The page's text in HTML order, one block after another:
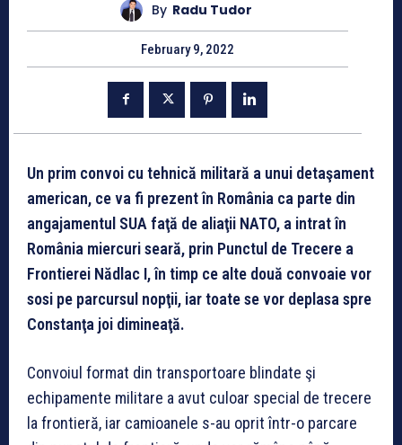
By Radu Tudor
February 9, 2022
Un prim convoi cu tehnică militară a unui detaşament
american, ce va fi prezent în România ca parte din
angajamentul SUA faţă de aliaţii NATO, a intrat în
România miercuri seară, prin Punctul de Trecere a
Frontierei Nădlac I, în timp ce alte două convoaie vor
sosi pe parcursul nopţii, iar toate se vor deplasa spre
Constanţa joi dimineaţă.
Convoiul format din transportoare blindate şi
echipamente militare a avut culoar special de trecere
la frontieră, iar camioanele s-au oprit într-o parcare